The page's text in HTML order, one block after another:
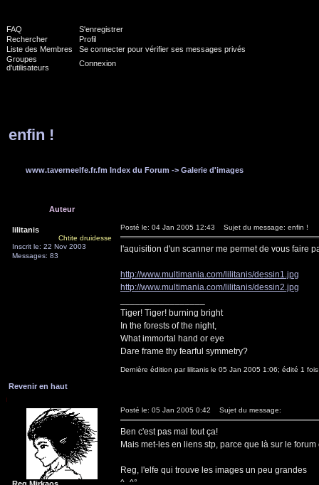
FAQ
S'enregistrer
Rechercher
Profil
Liste des Membres
Se connecter pour vérifier ses messages privés
Groupes
d'utilisateurs
Connexion
enfin !
www.taverneelfe.fr.fm Index du Forum -> Galerie d'images
Auteur
lilitanis
Chtite druidesse
Inscrit le: 22 Nov 2003
Messages: 83
Posté le: 04 Jan 2005 12:43 Sujet du message: enfin !
l'aquisition d'un scanner me permet de vous faire
http://www.multimania.com/lilitanis/dessin1.jpg
http://www.multimania.com/lilitanis/dessin2.jpg
Tiger! Tiger! burning bright
In the forests of the night,
What immortal hand or eye
Dare frame thy fearful symmetry?
Dernière édition par lilitanis le 05 Jan 2005 1:06; édité 1 fois
Revenir en haut
Posté le: 05 Jan 2005 0:42 Sujet du message:
Ben c'est pas mal tout ça!
Mais met-les en liens stp, parce que là sur le forum
Reg, l'elfe qui trouve les images un peu grandes
^_^°